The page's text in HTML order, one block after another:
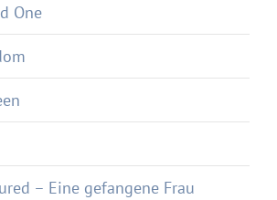
One
– Eine gefangene Frau